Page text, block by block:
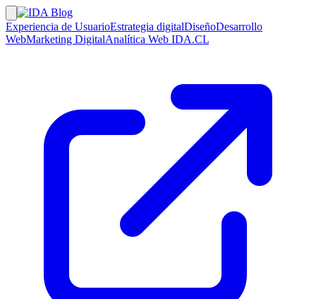
Experiencia de UsuarioEstrategia digitalDiseñoDesarrollo
WebMarketing DigitalAnalítica Web IDA.CL